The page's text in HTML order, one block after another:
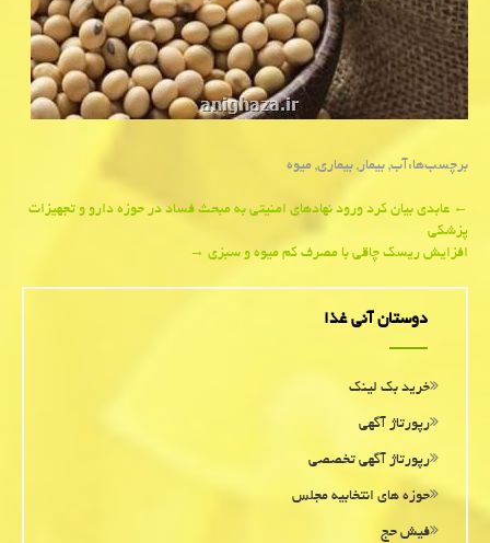
برچسب‌ها:آب,بیمار,بیماری,میوه
Post
navigation
←عابدی بیان كرد ورود نهادهای امنیتی به مبحث فساد در حوزه دارو و تجهیزات
پزشكی
افزایش ریسك چاقی با مصرف كم میوه و سبزی→
دوستان آنی غذا
خرید بک لینک
رپورتاژ آگهی
رپورتاژ آگهی تخصصی
حوزه های انتخابیه مجلس
فیش حج